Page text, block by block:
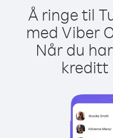
Å ringe til
med Viber
Når du
kreditt